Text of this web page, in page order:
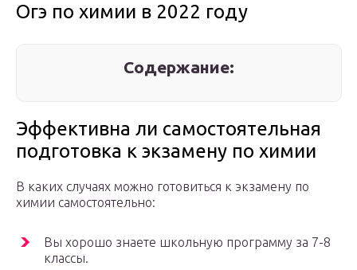
Огэ по химии в 2022 году
Содержание:
Эффективна ли самостоятельная
подготовка к экзамену по химии
В каких случаях можно готовиться к экзамену по
химии самостоятельно:
Вы хорошо знаете школьную программу за 7-8
классы.